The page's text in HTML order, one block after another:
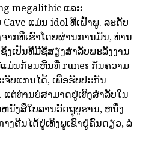
megalithic ແລະ
ແມ່ນ idol ທີ່ເຝົ້າພູ. ລະດັບ
າກທີ່ເຮົາໂດຍຜ່ານການມັນ, ທ່ານ
ງເປັນທີ່ມີຊື່ສຽງສໍາລັບພະລັງງານ
ມ່ນກ້ອນຫີນທີ່ runes ກັນຄວາມ
ຈັບແກນໄດ້, ເພື່ອຮັບປະກັນ
ຕ່ທ່ານບໍ່ສາມາດຢູ່ເທິງສໍາລັບໃນ
ນັງສືໃບລານວັດຖຸບູຮານ, ຫນຶ່ງ
ງຄືນໄດ້ຢູ່ເທິງພູເຂົາຢູ່ຄົນດຽວ, ລໍ